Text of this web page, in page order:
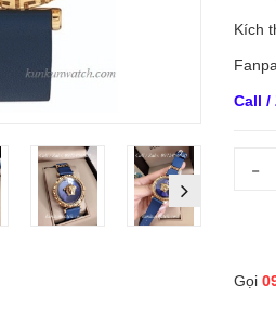
Kích
Call /
-
Gọi